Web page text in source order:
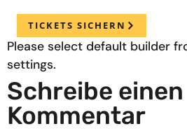
TICKETS SICHERN
Please select default builder
settings.
Schreibe einen
Kommentar